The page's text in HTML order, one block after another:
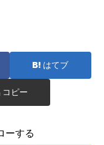
はてブ
コピー
ーする